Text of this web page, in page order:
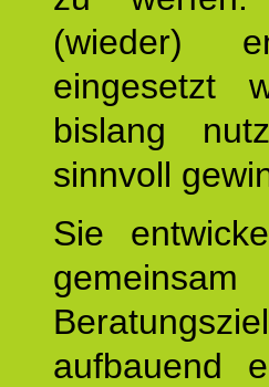
(wieder)
eingesetzt
bislang
sinnvoll
Sie
aufbauend